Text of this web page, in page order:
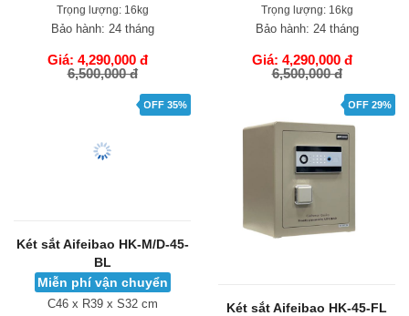
Trọng lượng:16kg
Bảo hành: 24 tháng
Giá: 4,290,000 đ
6,500,000 đ
GIỎ HÀNG
Trọng lượng:16kg
Bảo hành: 24 tháng
Giá: 4,290,000 đ
6,500,000 đ
GIỎ HÀNG
OFF 35%
Két sắt Aifeibao HK-M/D-45-
OFF 29%
Két sắt Aifeibao HK-45-FL